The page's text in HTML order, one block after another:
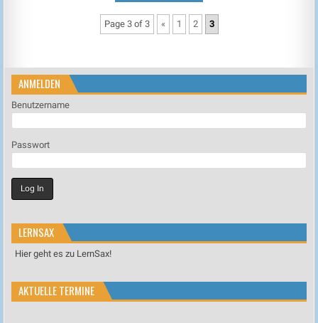
Page 3 of 3 « 1 2 3
ANMELDEN
Benutzername
Passwort
LERNSAX
Hier geht es zu LernSax!
AKTUELLE TERMINE